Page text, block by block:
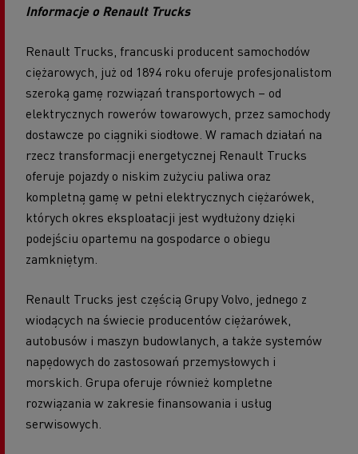
Informacje o Renault Trucks
Renault Trucks, francuski producent samochodów
ciężarowych, już od 1894 roku oferuje profesjonalistom
szeroką gamę rozwiązań transportowych – od
elektrycznych rowerów towarowych, przez samochody
dostawcze po ciągniki siodłowe. W ramach działań na
rzecz transformacji energetycznej Renault Trucks
oferuje pojazdy o niskim zużyciu paliwa oraz
kompletną gamę w pełni elektrycznych ciężarówek,
których okres eksploatacji jest wydłużony dzięki
podejściu opartemu na gospodarce o obiegu
zamkniętym.
Renault Trucks jest częścią Grupy Volvo, jednego z
wiodących na świecie producentów ciężarówek,
autobusów i maszyn budowlanych, a także systemów
napędowych do zastosowań przemysłowych i
morskich. Grupa oferuje również kompletne
rozwiązania w zakresie finansowania i usług
serwisowych.